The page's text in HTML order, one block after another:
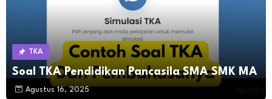
TKA
Soal TKA Pendidikan Pancasila SMA SMK MA
Agustus 16, 2025